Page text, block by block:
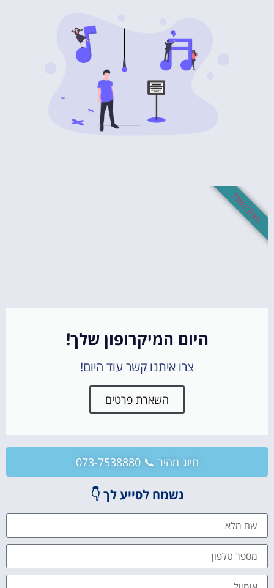
היום המיקרופון שלך!
צרו איתנו קשר עוד היום!
השארת פרטים
בא לך לשיר?
חיוג מהיר 📞 073-7538880
נשמח לסייע לך 👇